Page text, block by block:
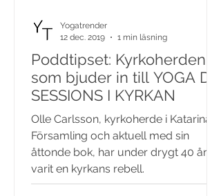
Poddtipset: Kyrkoherden
som bjuder in till YOGA DJ
SESSIONS I KYRKAN
Olle Carlsson, kyrkoherde i Katarina
Församling och aktuell med sin
åttonde bok, har under drygt 40 år
varit en kyrkans rebell.
Yogatrender
12 dec. 2019
1 min läsning